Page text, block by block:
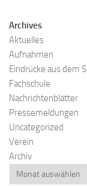
Archives
Aktuelles
Aufnahmen
Eindrücke aus dem
Fachschule
Nachrichtenblätter
Pressemeldungen
Uncategorized
Verein
Archiv